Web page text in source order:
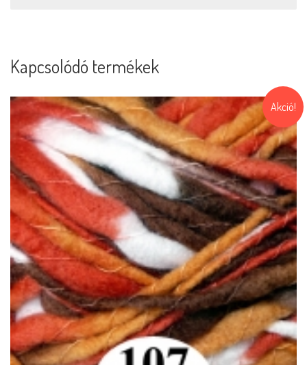
Kapcsolódó termékek
Akció!